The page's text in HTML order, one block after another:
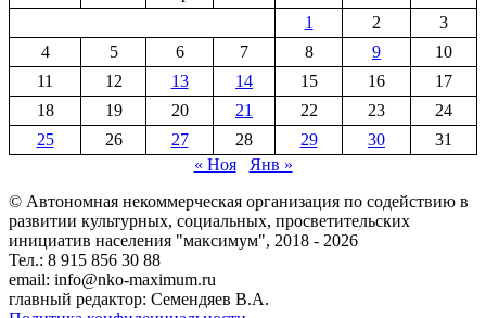
1
2
3
4
5 6 7 8 9
10
11
12 13 14 15 16
17
18
19 20 21 22 23
24
25
26 27 28 29 30
31
« Ноя
Янв »
© Автономная некоммерческая организация по содействию в
развитии культурных, социальных, просветительских
инициатив населения "максимум", 2018 - 2026
Тел.: 8 915 856 30 88
email: info@nko-maximum.ru
главный редактор: Семендяев В.А.